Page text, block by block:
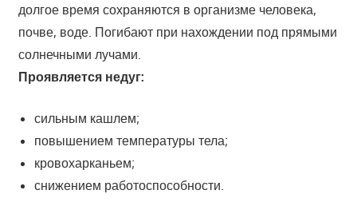
долгое время сохраняются в организме человека,
почве, воде. Погибают при нахождении под прямыми
солнечными лучами.
Проявляется недуг:
сильным кашлем;
повышением температуры тела;
кровохарканьем;
снижением работоспособности.